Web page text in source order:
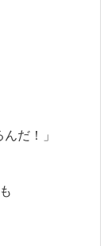
だ！」